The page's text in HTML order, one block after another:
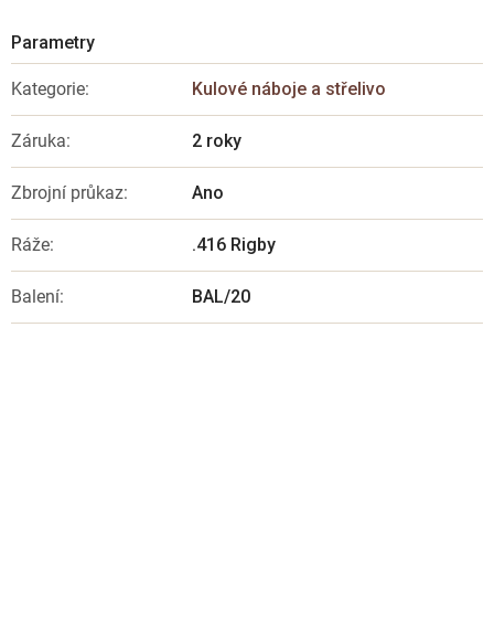
Kategorie: Kulové náboje a střelivo
Záruka: 2 roky
Zbrojní průkaz: Ano
Ráže: .416 Rigby
Balení: BAL/20